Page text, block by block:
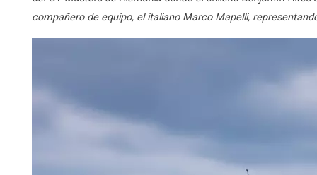
compañero de equipo, el italiano Marco Mapelli,